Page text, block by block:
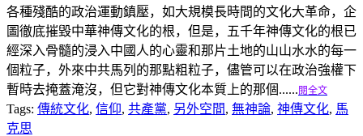
各種殘酷的政治運動鎮壓，如大規模長時間的文化大革命，企
圖徹底摧毀中華神傳文化的根，但是，五千年神傳文化的根已
經深入骨髓的浸入中國人的心靈和那片土地的山山水水的每一
個粒子，外來中共馬列的那點粗粒子，儘管可以在政治強權下
暫時去掩蓋淹沒，但它對神傳文化本質上的那個...... 閱全文
Tags: 傳統文化, 信仰, 共產黨, 另外空間, 無神論, 神傳文化, 馬
克思